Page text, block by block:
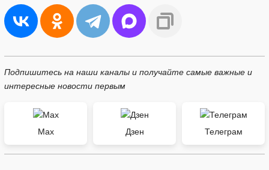
Подпишитесь на наши каналы и получайте самые важные и
интересные новости первым
Max Дзен Телеграм